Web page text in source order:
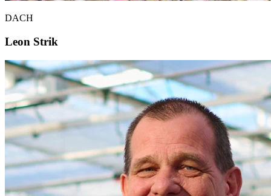
DACH
Leon Strik